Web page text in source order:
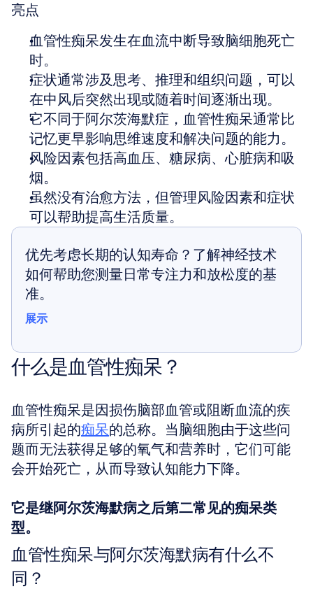
亮点
血管性痴呆发生在血流中断导致脑细胞死亡
时。
症状通常涉及思考、推理和组织问题，可以
在中风后突然出现或随着时间逐渐出现。
它不同于阿尔茨海默症，血管性痴呆通常比
记忆更早影响思维速度和解决问题的能力。
风险因素包括高血压、糖尿病、心脏病和吸
烟。
虽然没有治愈方法，但管理风险因素和症状
可以帮助提高生活质量。
优先考虑长期的认知寿命？了解神经技术
如何帮助您测量日常专注力和放松度的基
准。
展示
什么是血管性痴呆？
血管性痴呆是因损伤脑部血管或阻断血流的疾
病所引起的痴呆的总称。当脑细胞由于这些问
题而无法获得足够的氧气和营养时，它们可能
会开始死亡，从而导致认知能力下降。
它是继阿尔茨海默病之后第二常见的痴呆类
型。
血管性痴呆与阿尔茨海默病有什么不
同？